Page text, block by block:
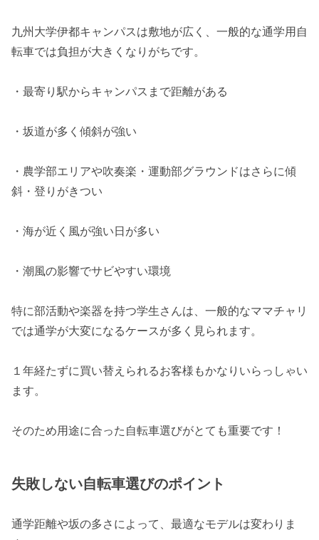
九州大学伊都キャンパスは敷地が広く、一般的な通学用自
転車では負担が大きくなりがちです。
・最寄り駅からキャンパスまで距離がある
・坂道が多く傾斜が強い
・農学部エリアや吹奏楽・運動部グラウンドはさらに傾
斜・登りがきつい
・海が近く風が強い日が多い
・潮風の影響でサビやすい環境
特に部活動や楽器を持つ学生さんは、一般的なママチャリ
では通学が大変になるケースが多く見られます。
１年経たずに買い替えられるお客様もかなりいらっしゃい
ます。
そのため用途に合った自転車選びがとても重要です！
失敗しない自転車選びのポイント
通学距離や坂の多さによって、最適なモデルは変わりま